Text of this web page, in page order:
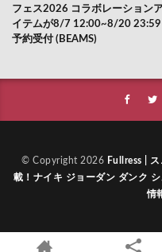
フェス2026 コラボレーション
イテムが8/7 12:00~8/20 23:59
予約受付 (BEAMS)
© Copyright 2026 Fullress |
載！ナイキ ジョーダン ダンク
情